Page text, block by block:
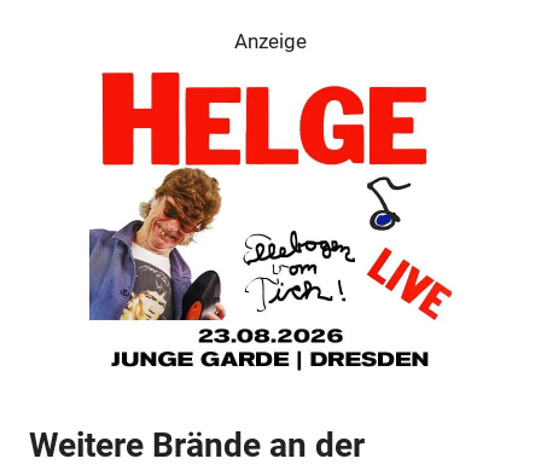
Anzeige
Anzeige
Weitere Brände an der